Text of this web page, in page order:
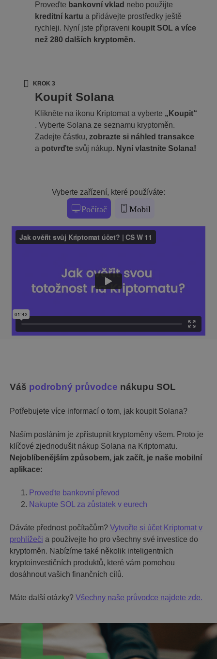
Proveďte bankovní vklad nebo použijte
kreditní kartu a přidávejte prostředky ještě
rychleji. Nyní jste připraveni koupit SOL a více
než 280 dalších kryptoměn.
KROK 3
Koupit Solana
Klikněte na ikonu Kriptomat a vyberte „Koupit“
. Vyberte Solana ze seznamu kryptoměn.
Zadejte částku, zobrazte si náhled transakce
a potvrďte svůj nákup. Nyní vlastníte Solana!
Vyberte zařízení, které používáte:
Počítač Mobil
Váš podrobný průvodce nákupu SOL
Potřebujete více informací o tom, jak koupit Solana?
Naším posláním je zpřístupnit kryptoměny všem. Proto je
klíčové zjednodušit nákup Solana na Kriptomatu.
Nejoblíbenějším způsobem, jak začít, je naše mobilní
aplikace:
Proveďte bankovní převod
Nakupte SOL za zůstatek v eurech
Dáváte přednost počítačům? Vytvořte si účet Kriptomat v
prohlížeči a používejte ho pro všechny své investice do
kryptoměn. Nabízíme také několik inteligentních
kryptoinvestičních produktů, které vám pomohou
dosáhnout vašich finančních cílů.
Máte další otázky? Všechny naše průvodce najdete zde.